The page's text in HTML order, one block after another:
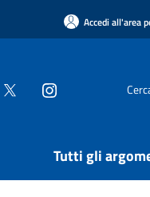
Accedi all'area
Tutti gli